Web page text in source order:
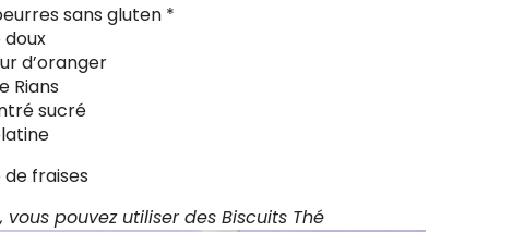
sans gluten *
d’oranger
Rians
sucré
fraises
pouvez utiliser des Biscuits Thé